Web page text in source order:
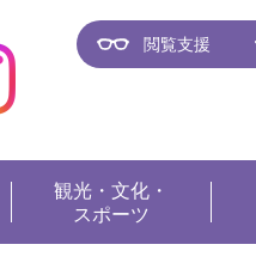
閲覧支援
観光・文化・
スポーツ